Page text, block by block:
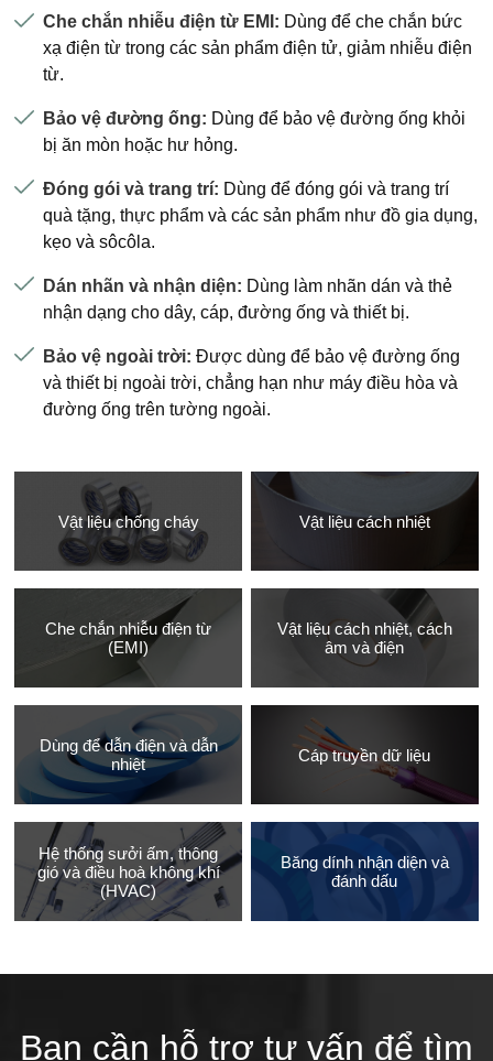
Che chắn nhiễu điện từ EMI: Dùng để che chắn bức
xạ điện từ trong các sản phẩm điện tử, giảm nhiễu điện
từ.
Bảo vệ đường ống: Dùng để bảo vệ đường ống khỏi
bị ăn mòn hoặc hư hỏng.
Đóng gói và trang trí: Dùng để đóng gói và trang trí
quà tặng, thực phẩm và các sản phẩm như đồ gia dụng,
kẹo và sôcôla.
Dán nhãn và nhận diện: Dùng làm nhãn dán và thẻ
nhận dạng cho dây, cáp, đường ống và thiết bị.
Bảo vệ ngoài trời: Được dùng để bảo vệ đường ống
và thiết bị ngoài trời, chẳng hạn như máy điều hòa và
đường ống trên tường ngoài.
Vật liệu chống cháy Vật liệu cách nhiệt
Che chắn nhiễu điện từ
(EMI)
Vật liệu cách nhiệt, cách
âm và điện
Dùng để dẫn điện và dẫn
nhiệt
Cáp truyền dữ liệu
Hệ thống sưởi ấm, thông
gió và điều hoà không khí
(HVAC)
Băng dính nhận diện và
đánh dấu
Bạn cần hỗ trợ tư vấn để tìm